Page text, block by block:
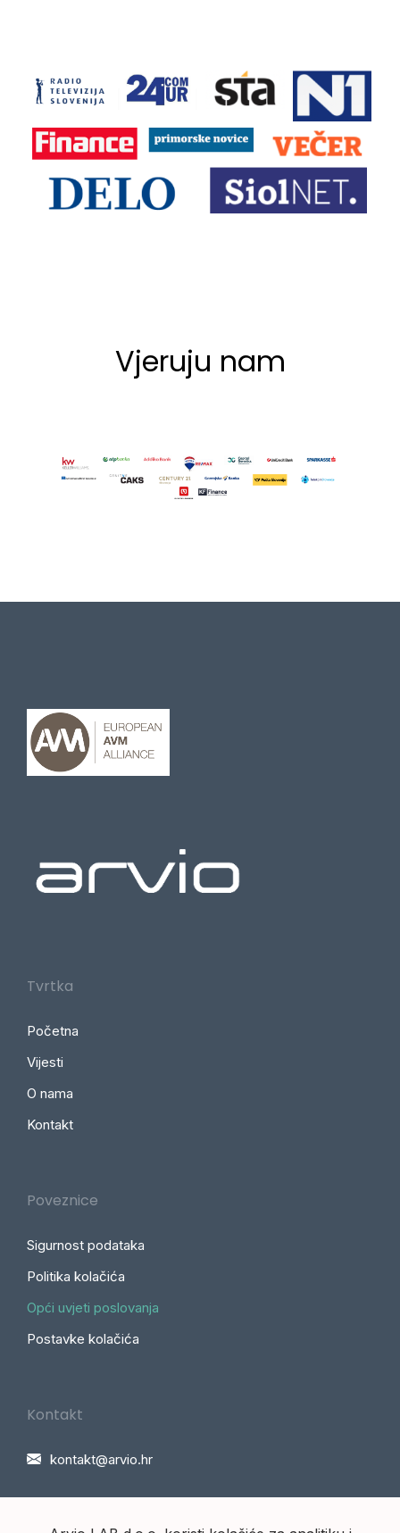
Vjeruju nam
Tvrtka
Početna
Vijesti
O nama
Kontakt
Poveznice
Sigurnost podataka
Politika kolačića
Opći uvjeti poslovanja
Postavke kolačića
Kontakt
kontakt@arvio.hr